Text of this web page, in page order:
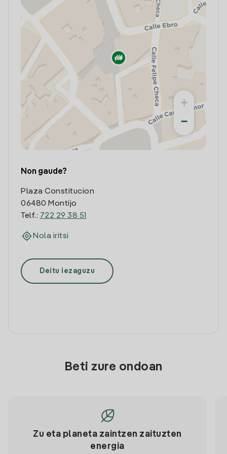
+
−
Non gaude?
Plaza Constitucion
06480 Montijo
Telf.: 722 29 38 51
Nola iritsi
Deitu iezaguzu
Beti zure ondoan
Zu eta planeta zaintzen zaituzten
energia